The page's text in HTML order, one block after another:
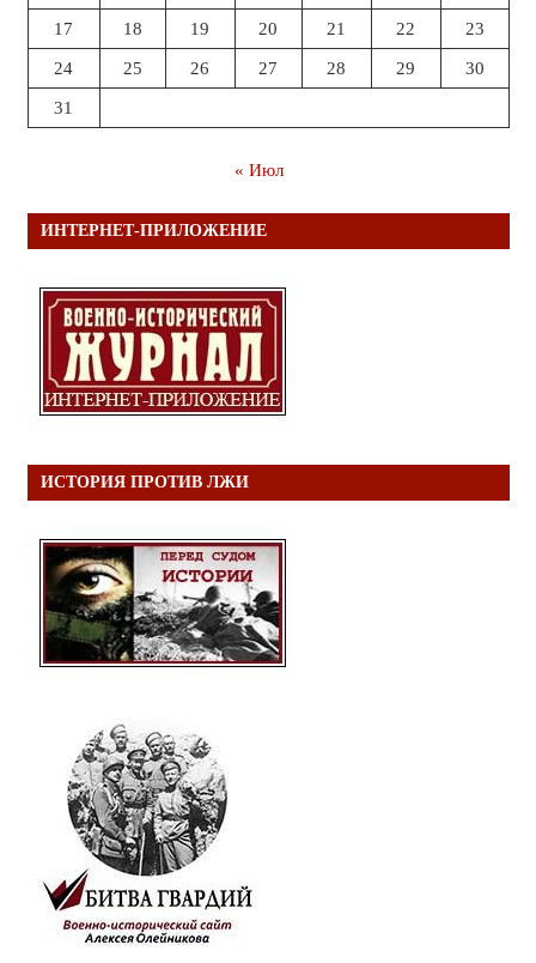
17 18 19 20 21 22 23
24 25 26 27 28 29 30
31
« Июл
ИНТЕРНЕТ-ПРИЛОЖЕНИЕ
ИСТОРИЯ ПРОТИВ ЛЖИ